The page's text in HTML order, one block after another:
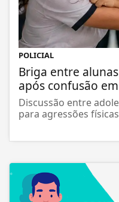
POLICIAL
Briga entre
após confusão
Discussão entre
para agressões